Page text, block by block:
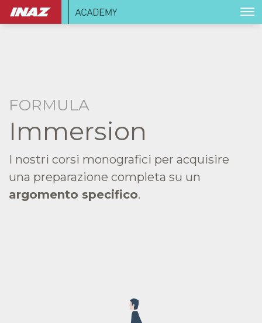
FORMULA
Immersion
I nostri corsi monografici per acquisire
una preparazione completa su un
argomento specifico.